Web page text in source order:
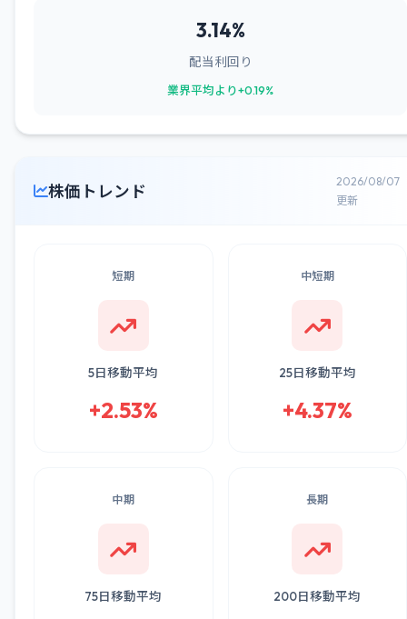
3.14%
配当利回り
業界平均より+0.19%
株価トレンド
2026/08/07
更新
短期
5日移動平均
+2.53%
中短期
25日移動平均
+4.37%
中期
75日移動平均
長期
200日移動平均